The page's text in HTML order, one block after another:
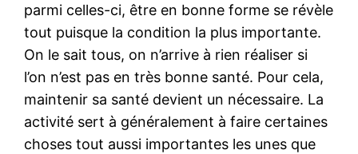
parmi celles-ci, être en bonne forme se révèle
tout puisque la condition la plus importante.
On le sait tous, on n’arrive à rien réaliser si
l’on n’est pas en très bonne santé. Pour cela,
maintenir sa santé devient un nécessaire. La
activité sert à généralement à faire certaines
choses tout aussi importantes les unes que